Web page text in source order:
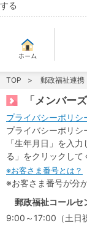
する
TOP 郵政福祉連携
「メンバー
プライバシーポリシ
プライバシーポリシ
「生年月日」を入
る」をクリックして
※お客さま番号とは？
※お客さま番号が分
郵政福祉コールセ
9:00～17:00（土日